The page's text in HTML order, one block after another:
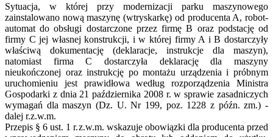
Sytuacja, w której przy modernizacji parku maszynowego
zainstalowano nową maszynę (wtryskarkę) od producenta A, robot-
automat do obsługi dostarczone przez firmę B oraz podstację od
firmy C jej własnej konstrukcji, i w której firmy A i B dostarczyły
właściwą dokumentację (deklaracje, instrukcje dla maszyn),
natomiast firma C dostarczyła deklarację dla maszyny
nieukończonej oraz instrukcję po montażu urządzenia i próbnym
uruchomieniu jest prawidłowa według rozporządzenia Ministra
Gospodarki z dnia 21 października 2008 r. w sprawie zasadniczych
wymagań dla maszyn (Dz. U. Nr 199, poz. 1228 z późn. zm.) -
dalej r.z.w.m.
Przepis § 6 ust. 1 r.z.w.m. wskazuje obowiązki dla producenta przed